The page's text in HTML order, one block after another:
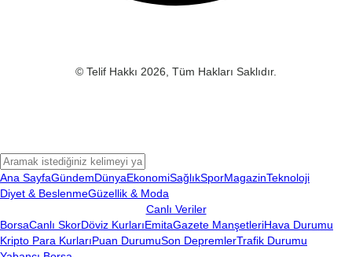
© Telif Hakkı 2026, Tüm Hakları Saklıdır.
Ana SayfaGündemDünyaEkonomiSağlıkSporMagazinTeknoloji
Diyet & BeslenmeGüzellik & Moda
Canlı Veriler
BorsaCanlı SkorDöviz KurlarıEmitaGazete ManşetleriHava Durumu
Kripto Para KurlarıPuan DurumuSon DepremlerTrafik Durumu